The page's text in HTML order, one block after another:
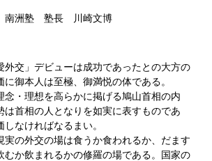
洲塾 塾長 川崎文博
交」デビューは成功であったとの大方の
御本人は至極、御満悦の体である。
・理想を高らかに掲げる鳩山首相の内
は首相の人となりを如実に表すものであ
なければなるまい。
の外交の場は食うか食われるか、だます
むか飲まれるかの修羅の場である。国家の